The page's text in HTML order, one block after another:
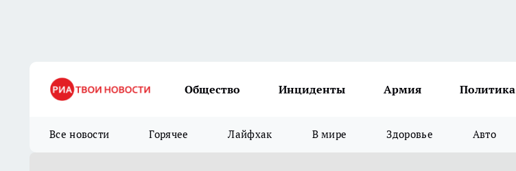
Общество Инциденты Армия Политика
Все новости Горячее Лайфхак В мире Здоровье Авто